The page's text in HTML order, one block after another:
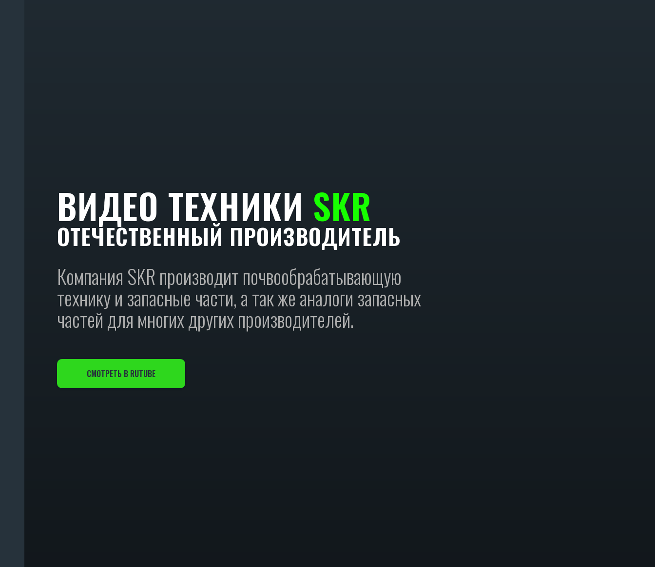
ВИДЕО ТЕХНИКИ SKR
ОТЕЧЕСТВЕННЫЙ ПРОИЗВОДИТЕЛЬ
Компания SKR производит почвообрабатывающую
технику и запасные части, а так же аналоги запасных
частей для многих других производителей.
СМОТРЕТЬ В RUTUBE